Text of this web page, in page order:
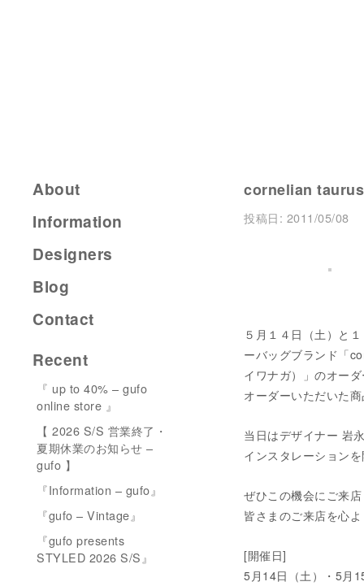
cornelian
投稿日: 2011/05/08
５月１４日（土）と
ーバッグブランド「
イワナガ）」のオー
オーダーいただいた
当日はデザイナー 岩
インスタレーション
ぜひこの機会にご来
皆さまのご来店を心
[開催日]
5月14日（土）・5月
About
Information
Designers
Blog
Contact
Recent
『 up to 40% – gufo
online store 』
【 2026 S/S 営業終了・
夏期休業のお知らせ –
gufo 】
『Information – gufo』
『gufo – Vintage』
『gufo presents
STYLED 2026 S/S』